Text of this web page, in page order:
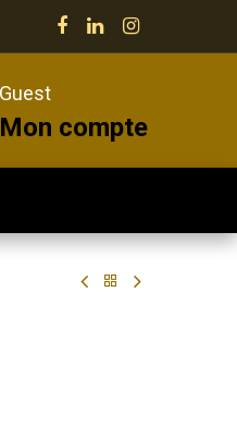
Guest
Mon compte